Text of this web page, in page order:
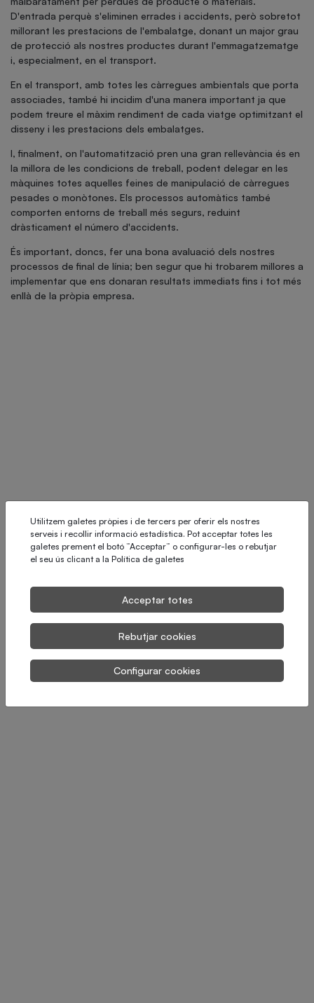
D'entrada perquè s'eliminen errades i accidents, però sobretot
millorant les prestacions de l'embalatge, donant un major grau
de protecció als nostres productes durant l'emmagatzematge
i, especialment, en el transport.
En el transport, amb totes les càrregues ambientals que porta
associades, també hi incidim d'una manera important ja que
podem treure el màxim rendiment de cada viatge optimitzant el
disseny i les prestacions dels embalatges.
I, finalment, on l'automatització pren una gran rellevància és en
la millora de les condicions de treball, podent delegar en les
màquines totes aquelles feines de manipulació de càrregues
pesades o monòtones. Els processos automàtics també
comporten entorns de treball més segurs, reduint
dràsticament el número d'accidents.
És important, doncs, fer una bona avaluació dels nostres
processos de final de línia; ben segur que hi trobarem millores a
implementar que ens donaran resultats immediats fins i tot més
enllà de la pròpia empresa.
Utilitzem galetes pròpies i de tercers per oferir els nostres
serveis i recollir informació estadística. Pot acceptar totes les
galetes prement el botó ”Acceptar” o configurar-les o rebutjar
el seu ús clicant a la Política de galetes
Acceptar totes
Rebutjar cookies
Configurar cookies